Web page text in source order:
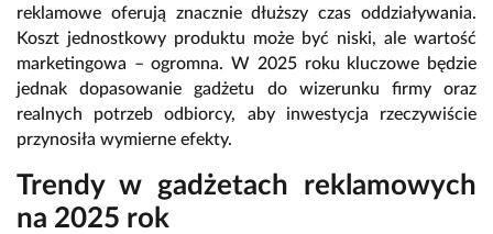
reklamowe oferują znacznie dłuższy czas oddziaływania.
Koszt jednostkowy produktu może być niski, ale wartość
marketingowa – ogromna. W 2025 roku kluczowe będzie
jednak dopasowanie gadżetu do wizerunku firmy oraz
realnych potrzeb odbiorcy, aby inwestycja rzeczywiście
przynosiła wymierne efekty.
Trendy w gadżetach reklamowych
na 2025 rok